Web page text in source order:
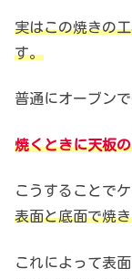
実はこの焼きの
す。
普通にオーブン
焼くときに天板
こうすることで
表面と底面で焼
これによって表